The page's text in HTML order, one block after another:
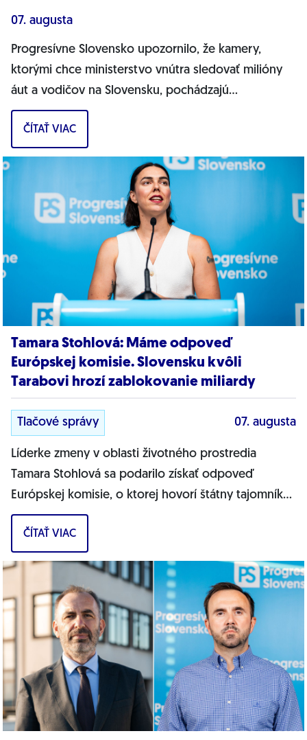
07. augusta
Progresívne Slovensko upozornilo, že kamery,
ktorými chce ministerstvo vnútra sledovať milióny
áut a vodičov na Slovensku, pochádzajú
pravdepodobne z Ruska. Dnes hnutie prinieslo
dôkazy,...
ČÍTAŤ VIAC
Tamara Stohlová: Máme odpoveď
Európskej komisie. Slovensku kvôli
Tarabovi hrozí zablokovanie miliardy
Tlačové správy 07. augusta
Líderke zmeny v oblasti životného prostredia
Tamara Stohlová sa podarilo získať odpoveď
Európskej komisie, o ktorej hovorí štátny tajomník
MŽP Filip Kuffa. Môžem jednoznačne...
ČÍTAŤ VIAC